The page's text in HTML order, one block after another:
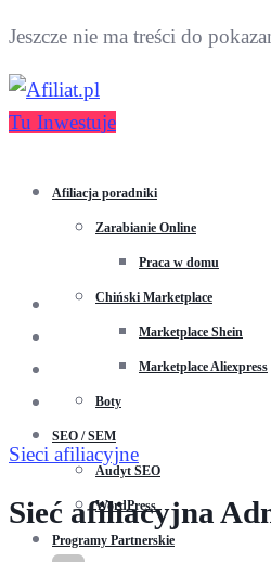
Jeszcze nie ma treści do
Tu Inwestuje
Afiliacja poradniki
Zarabianie Online
Praca w domu
Chiński Marketplace
Marketplace Shein
Marketplace Aliexpress
Boty
SEO / SEM
Audyt SEO
WordPress
Programy Partnerskie
Sieci afiliacyjne
Sieć afiliacyjna